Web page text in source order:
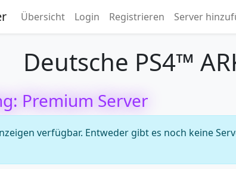
Übersicht Login Registrieren Server
Deutsche PS4™
Premium Server
verfügbar. Entweder gibt es noch keine